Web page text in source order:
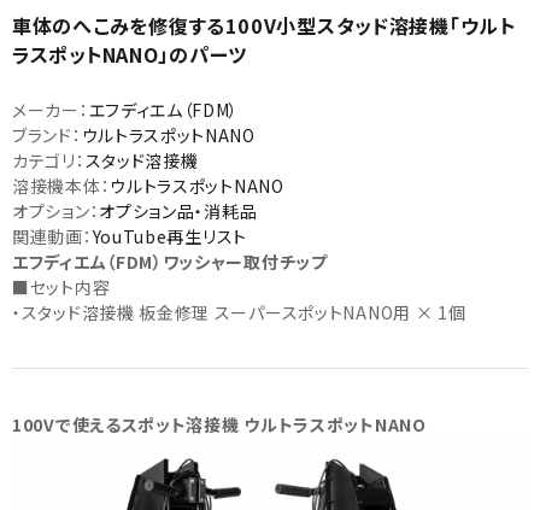
カテゴリから選ぶ
メーカーから選ぶ
ガレージ機器
車体のへこみを修復する100V小型スタッド溶接機「ウルト
ラスポットNANO」のパーツ
メーカー： エフディエム（FDM）
ブランド： ウルトラスポットNANO
カテゴリ： スタッド溶接機
溶接機本体： ウルトラスポットNANO
オプション： オプション品・消耗品
関連動画：YouTube再生リスト
エフディエム（FDM）ワッシャー取付チップ
■セット内容
・スタッド溶接機 板金修理 スーパースポットNANO用 × 1個
100Vで使えるスポット溶接機 ウルトラスポットNANO